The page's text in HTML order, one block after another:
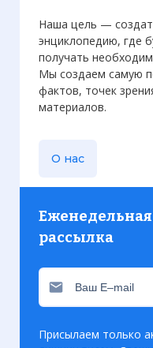
Наша цель —
энциклопедию, где
получать
Мы создаем самую
фактов, точек
материалов.
О нас
Еженедельная
рассылка
Присылаем только